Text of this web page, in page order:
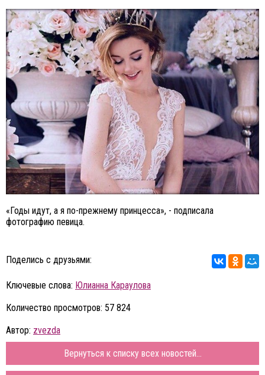
«Годы идут, а я по-прежнему принцесса», - подписала
фотографию певица.
Поделись с друзьями:
Ключевые слова: Юлианна Караулова
Количество просмотров: 57 824
Автор: zvezda
Вернуться к списку всех новостей...